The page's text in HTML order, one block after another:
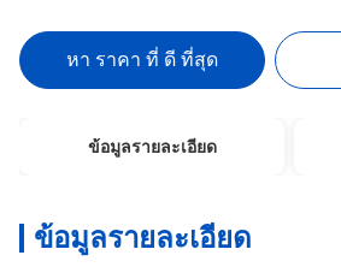
หา ราคา ที่ ดี ที่สุด
ข้อมูลรายละเอียด
ข้อมูลรายละเอียด